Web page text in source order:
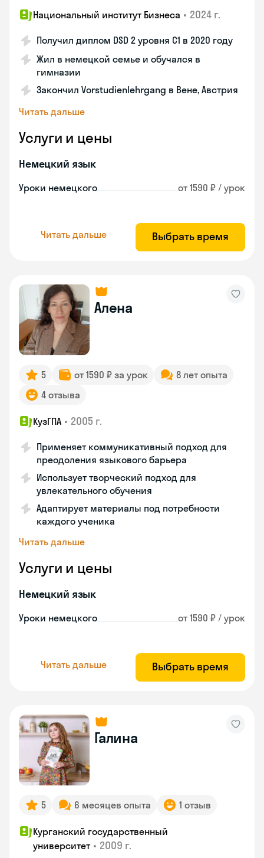
Национальный институт Бизнеса • 2024 г.
Получил диплом DSD 2 уровня С1 в 2020 году
Жил в немецкой семье и обучался в
гимназии
Закончил Vorstudienlehrgang в Вене, Австрия
Читать дальше
Услуги и цены
Немецкий язык
Уроки немецкого от 1590 ₽ / урок
Читать дальше Выбрать время
Алена
5 от 1590 ₽ за урок
8 лет опыта
4 отзыва
КузГПА • 2005 г.
Применяет коммуникативный подход для
преодоления языкового барьера
Использует творческий подход для
увлекательного обучения
Адаптирует материалы под потребности
каждого ученика
Читать дальше
Услуги и цены
Немецкий язык
Уроки немецкого от 1590 ₽ / урок
Читать дальше Выбрать время
Галина
5 6 месяцев опыта 1 отзыв
Курганский государственный
университет • 2009 г.